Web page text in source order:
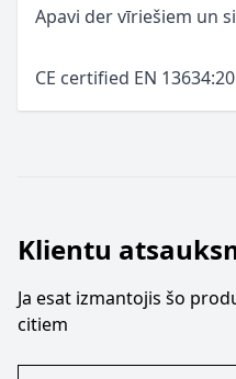
Apavi der vīriešiem un
CE certified EN
Klientu
Ja esat izmantojis šo
citiem